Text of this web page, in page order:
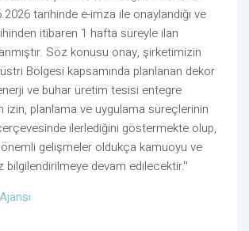
tarihinde e-imza ile onaylandığı ve
itibaren 1 hafta süreyle ilan
Söz konusu onay, şirketimizin
Bölgesi kapsamında planlanan dekor
enerji ve buhar üretim tesisi entegre
izin, planlama ve uygulama süreçlerinin
ilerlediğini göstermekte olup,
önemli gelişmeler oldukça kamuoyu ve
bilgilendirilmeye devam edilecektir.''